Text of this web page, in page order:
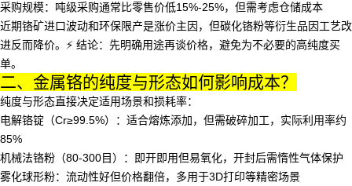
采购规模：吨级采购通常比零售价低15%-25%，但需考虑仓储成本
近期铬矿进口波动和环保限产是涨价主因，但碳化铬粉等衍生品因工艺改
进反而降价。⚡️ 结论：先明确用途再谈价格，避免为不必要的高纯度买
单。
二、金属铬的纯度与形态如何影响成本？
纯度与形态直接决定适用场景和损耗率：
电解铬锭 （Cr≥99.5%）：适合熔炼添加，但需破碎加工，实际利用率约
85%
机械法铬粉 （80-300目）：即开即用但易氧化，开封后需惰性气体保护
雾化球形粉：流动性好但价格翻倍，多用于3D打印等精密场景